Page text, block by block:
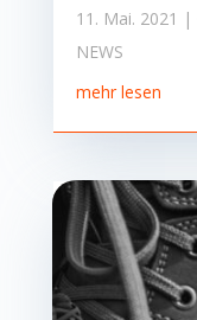
11. Mai. 2021 |
NEWS
mehr lesen